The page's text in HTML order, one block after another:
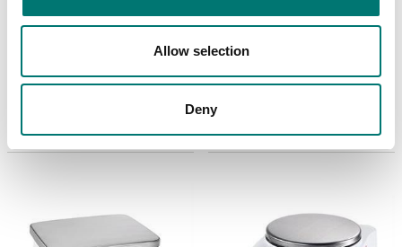
Allow selection
Deny
Bordsvågar
vägning av guld. Ohaus
Precisionsvågar
Adventurer high